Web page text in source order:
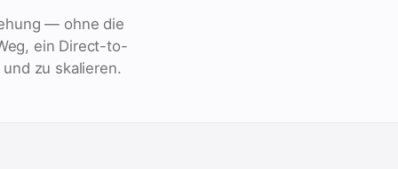
— ohne die
ein Direct-to-
zu skalieren.